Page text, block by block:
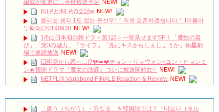
編成が変更に…今秋放送予定 NEW!
ISTPとINFPの会話w NEW!
물러설 생각 1도 없는 윤선우! ＂저희 결혼하겠습니다＂ [여름아
부탁해] 20190920 NEW!
1/6は日本初の韓ドラ＜第1話＞一挙見せますSP！「魔性の喜
び」「第3の魅力」「ライフ」「先にキスからしましょうか」衛星劇
場で連続放送 NEW!
💥衝突から恋へ…!?💔➡️❤️チョン・リョウォン×ユン・ヒョンミ
ン🔥韓国ドラマ『魔女の法廷』ついに放送開始⚖️✨ NEW!
NETFLIX Vagabond FINALE Reaction & Review NEW!
「違う（ちがう）・異なる」を韓国語では？「다르다（タル